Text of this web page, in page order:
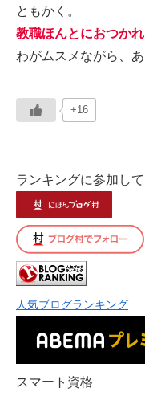
ともかく。
教職ほんとにおつかれ
わがムスメながら、あ
+16
ランキングに参加し
人気ブログランキング
スマート資格